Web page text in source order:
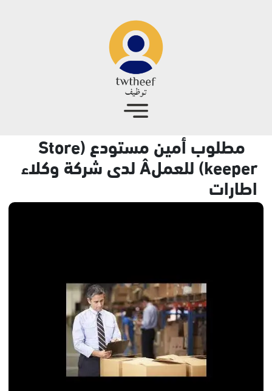
مطلوب أمين مستودع (Store
keeper) للعملÂ لدى شركة وكلاء
اطارات